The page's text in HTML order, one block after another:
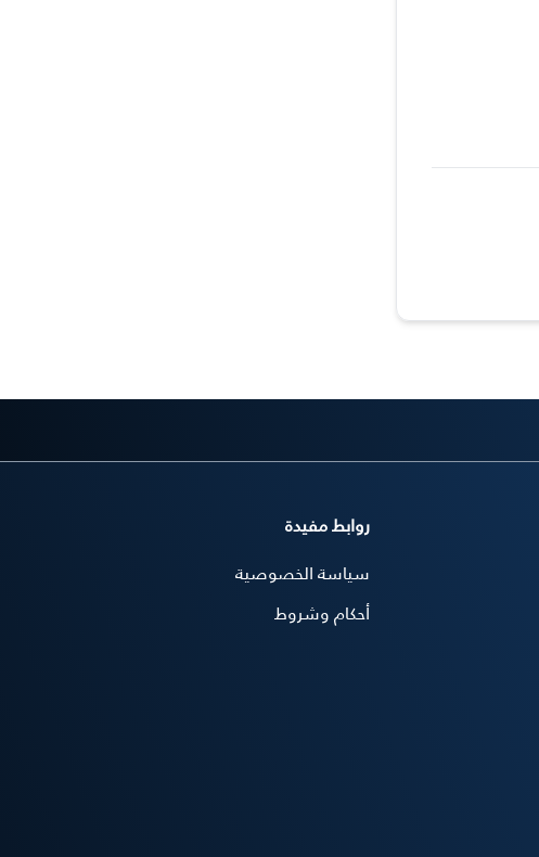
روابط مفيدة
سياسة الخصوصية
أحكام وشروط